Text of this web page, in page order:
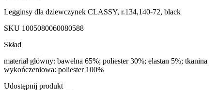
Legginsy dla dziewczynek CLASSY, r.134,140-72, black
SKU 1005080060080588
Skład
materiał główny: bawełna 65%; poliester 30%; elastan 5%; tkanina
wykończeniowa: poliester 100%
Udostępnij produkt